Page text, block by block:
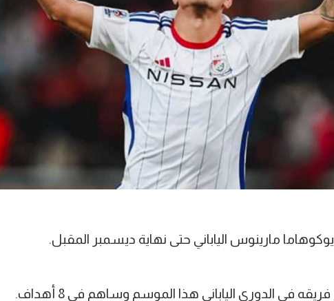
مارينوس الياباني حتى نهاية ديسمبر المقبل.